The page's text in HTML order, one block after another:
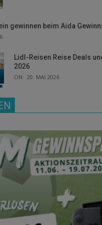
gewinnen beim Aida
Lidl-Reisen Reise Deals
2026
ON: 20. MAI 2026